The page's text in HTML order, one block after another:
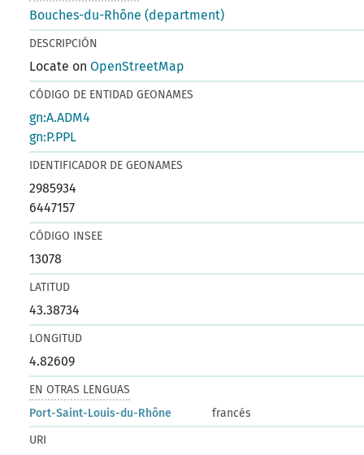
Bouches-du-Rhône (department)
DESCRIPCIÓN
Locate onOpenStreetMap
CÓDIGO DE ENTIDAD GEONAMES
gn:A.ADM4
gn:P.PPL
IDENTIFICADOR DE GEONAMES
2985934
6447157
CÓDIGO INSEE
13078
LATITUD
43.38734
LONGITUD
4.82609
EN OTRAS LENGUAS
Port-Saint-Louis-du-Rhône
francés
URI